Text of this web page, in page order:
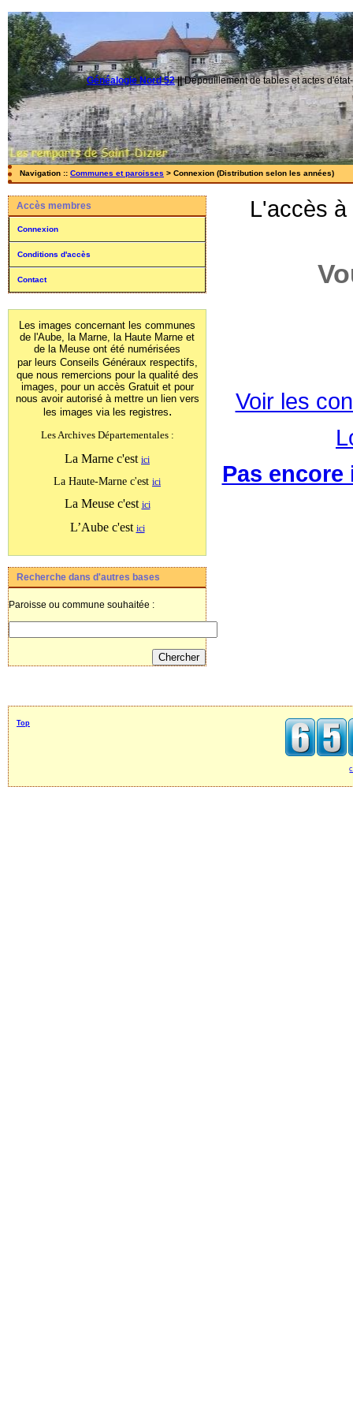
Généalogie Nord 52||Dépouillement de tables et actes
Navigation :: Communes et paroisses > Connexion (Distribution selon les années)
Accès membres
Connexion
Conditions d'accès
Contact
Les images concernant les communes
de l'Aube, la Marne, la Haute Marne et
de la Meuse ont été numérisées
par leurs Conseils Généraux respectifs,
que nous remercions pour la qualité des
images, pour un accès Gratuit et pour
nous avoir autorisé à mettre un lien vers
les images via les registres.
Les Archives Départementales :
La Marne c'est ici
La Haute-Marne c'est ici
La Meuse c'est ici
L’Aube c'est ici
Recherche dans d'autres bases
Paroisse ou commune souhaitée :
L'accès
Voir les
Pas
Top